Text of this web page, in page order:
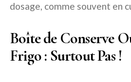
dosage, comme souvent en
Boîte de Conserve
Frigo : Surtout Pas !